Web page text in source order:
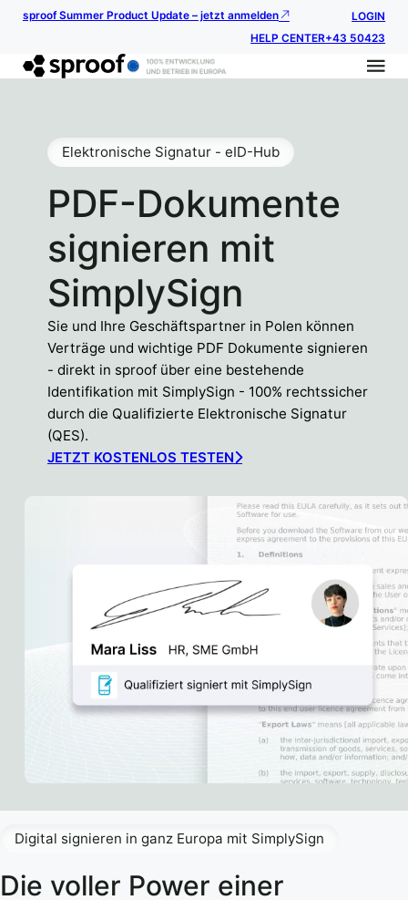
sproof Summer Product Update – jetzt anmelden
LOGIN
HELP CENTER+43 50423
PDF-Dokumente
signieren mit
SimplySign
Elektronische Signatur - eID-Hub
Sie und Ihre Geschäftspartner in Polen können
Verträge und wichtige PDF Dokumente signieren
- direkt in sproof über eine bestehende
Identifikation mit SimplySign - 100% rechtssicher
durch die Qualifizierte Elektronische Signatur
(QES).
JETZT KOSTENLOS TESTEN
Die voller Power einer
Digital signieren in ganz Europa mit SimplySign